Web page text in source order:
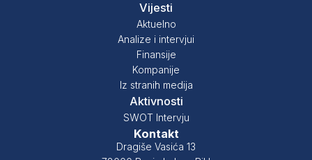
Vijesti
Aktuelno
Analize i intervjui
Finansije
Kompanije
Iz stranih medija
Aktivnosti
SWOT Intervju
Kontakt
Dragiše Vasića 13